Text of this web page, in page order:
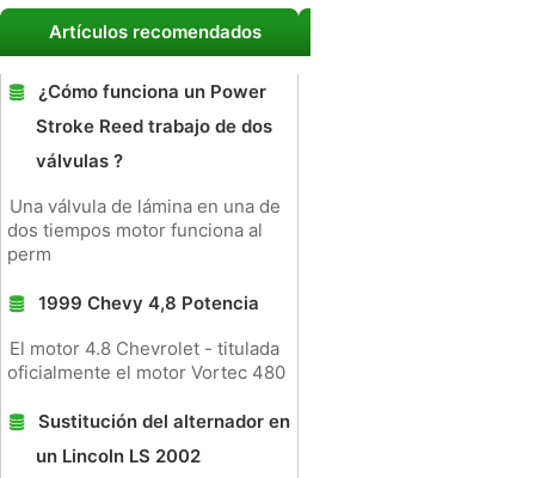
Artículos recomendados
¿Cómo funciona un Power
Stroke Reed trabajo de dos
válvulas ?
Una válvula de lámina en una de
dos tiempos motor funciona al
perm
1999 Chevy 4,8 Potencia
El motor 4.8 Chevrolet - titulada
oficialmente el motor Vortec 480
Sustitución del alternador en
un Lincoln LS 2002